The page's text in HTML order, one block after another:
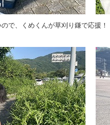
で、くめくんが草刈り鎌で応援！